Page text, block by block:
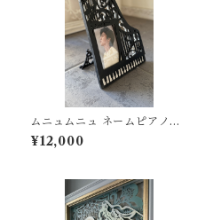
ムニュムニュ ネームピアノフ
ォトフレーム
¥12,000